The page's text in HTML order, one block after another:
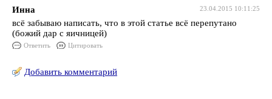
23.04.2015 10:11:25
Инна
всё забываю написать, что в этой статье всё перепутано
(божий дар с яичницей)
Ответить Цитировать
Добавить комментарий